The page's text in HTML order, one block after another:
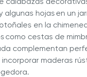
hojas en un
en la
cestas de
complementan
maderas